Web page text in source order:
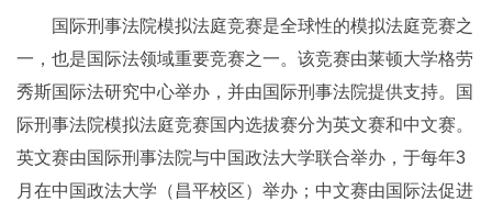
国际刑事法院模拟法庭竞赛是全球性的模拟法庭竞赛之
一，也是国际法领域重要竞赛之一。该竞赛由莱顿大学格劳
秀斯国际法研究中心举办，并由国际刑事法院提供支持。国
际刑事法院模拟法庭竞赛国内选拔赛分为英文赛和中文赛。
英文赛由国际刑事法院与中国政法大学联合举办，于每年3
月在中国政法大学（昌平校区）举办；中文赛由国际法促进